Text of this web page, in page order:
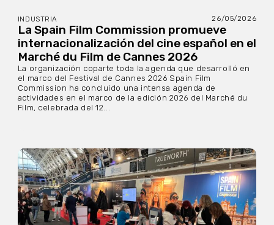
INDUSTRIA 26/05/2026
La Spain Film Commission promueve
internacionalización del cine español en el
Marché du Film de Cannes 2026
La organización coparte toda la agenda que desarrolló en
el marco del Festival de Cannes 2026 Spain Film
Commission ha concluido una intensa agenda de
actividades en el marco de la edición 2026 del Marché du
Film, celebrada del 12...